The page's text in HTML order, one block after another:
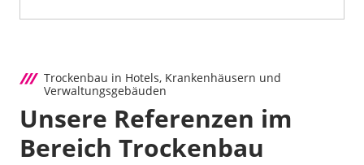
Trockenbau in Hotels, Krankenhäusern und
Verwaltungsgebäuden
Unsere Referenzen im
Bereich Trockenbau